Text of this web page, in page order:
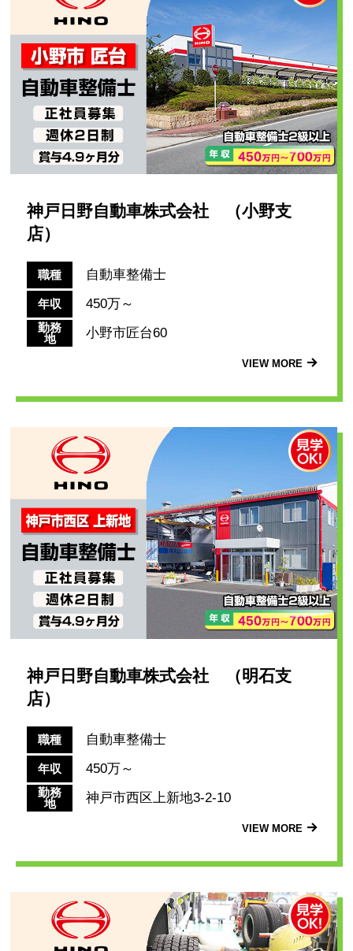
神戸日野自動車株式会社 （小野支
店）
職種 自動車整備士
年収 450万～
勤務
地
小野市匠台60
VIEW MORE
神戸日野自動車株式会社 （明石支
店）
職種 自動車整備士
年収 450万～
勤務
地
神戸市西区上新地3-2-10
VIEW MORE